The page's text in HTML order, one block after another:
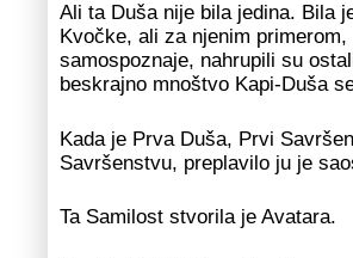
Ali ta Duša nije bila jedina. Bila
Kvočke, ali za njenim
samospoznaje, nahrupili su
beskrajno mnoštvo Kapi-Duša
Kada je Prva Duša, Prvi
Savršenstvu, preplavilo ju je
Ta Samilost stvorila je Avatara.